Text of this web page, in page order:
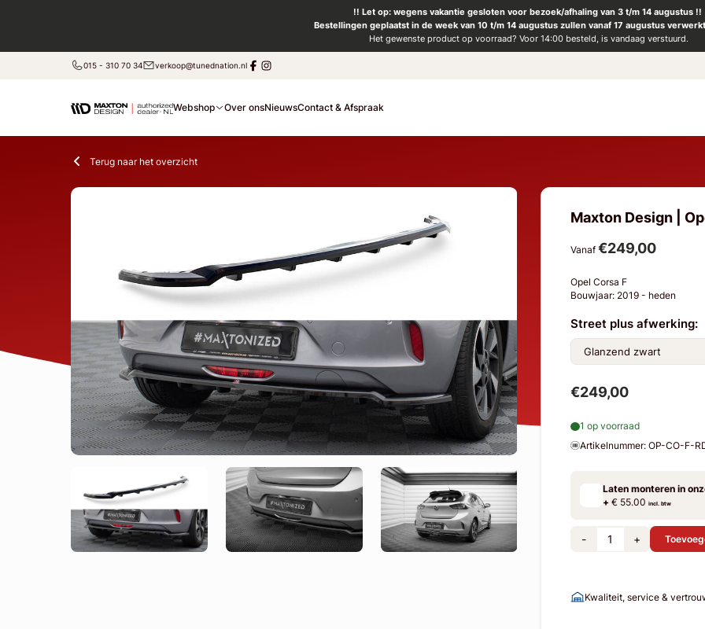
!! Let op: wegens vakantie gesloten voor bezoek/afhaling van 3 t/m 14 augustus !!
Bestellingen geplaatst in de week van 10 t/m 14 augustus zullen vanaf 17 augustus
Het gewenste product op voorraad? Voor 14:00 besteld, is vandaag verstuurd.
015 - 310 70 34 verkoop@tunednation.nl
Webshop Over onsNieuwsContact & Afspraak
Terug naar het overzicht
Maxton Design |
Vanaf €249,00
Opel Corsa F
Bouwjaar: 2019 - heden
Street plus afwerking:
€249,00
1 op voorraad
Artikelnummer: OP-CO-F-
Laten monteren in
+€ 55.00 incl. btw
- +
Kwaliteit, service &